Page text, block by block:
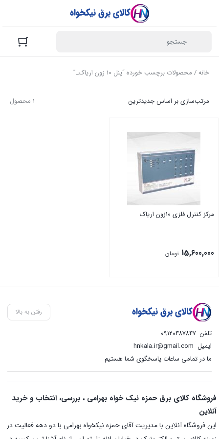
خانه/ محصولات برچسب خورده “پنل 10 زون اریاک_”
1 محصول مرتب‌سازی بر اساس جدیدترین
مرکز کنترل فلزی 10زون اریاک
15,600,000 تومان
رفتن به بالا
تلفن ۰۹۱۲۰۴۸۷۸۴۷
ایمیل hnkala.ir@gmail.com
ما در تمامی ساعات پاسخگوی شما هستیم
فروشگاه کالای برق حمزه نیک خواه بهرامی ، بررسی، انتخاب و خرید
آنلاین
این فروشگاه آنلاین با مدیریت آقای حمزه نیکخواه بهرامی با دو دهه فعالیت در